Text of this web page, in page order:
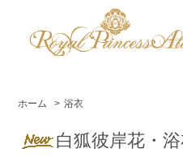
ホーム > 浴衣
白狐彼岸花・浴